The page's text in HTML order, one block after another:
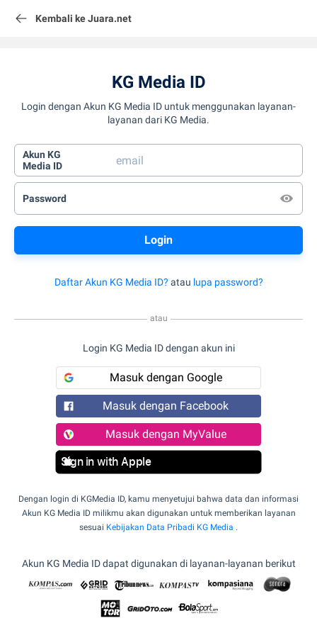
Kembali ke Juara.net
KG Media ID
Login dengan Akun KG Media ID untuk menggunakan layanan-
layanan dari KG Media.
Akun KG
Media ID
Password
Daftar Akun KG Media ID? atau lupa password?
atau
Login KG Media ID dengan akun ini
Masuk dengan Google
Masuk dengan Facebook
Masuk dengan MyValue
Sign in with Apple
Dengan login di KGMedia ID, kamu menyetujui bahwa data dan informasi
Akun KG Media ID milikmu akan digunakan untuk memberikan layanan
sesuai Kebijakan Data Pribadi KG Media .
Akun KG Media ID dapat digunakan di layanan-layanan berikut